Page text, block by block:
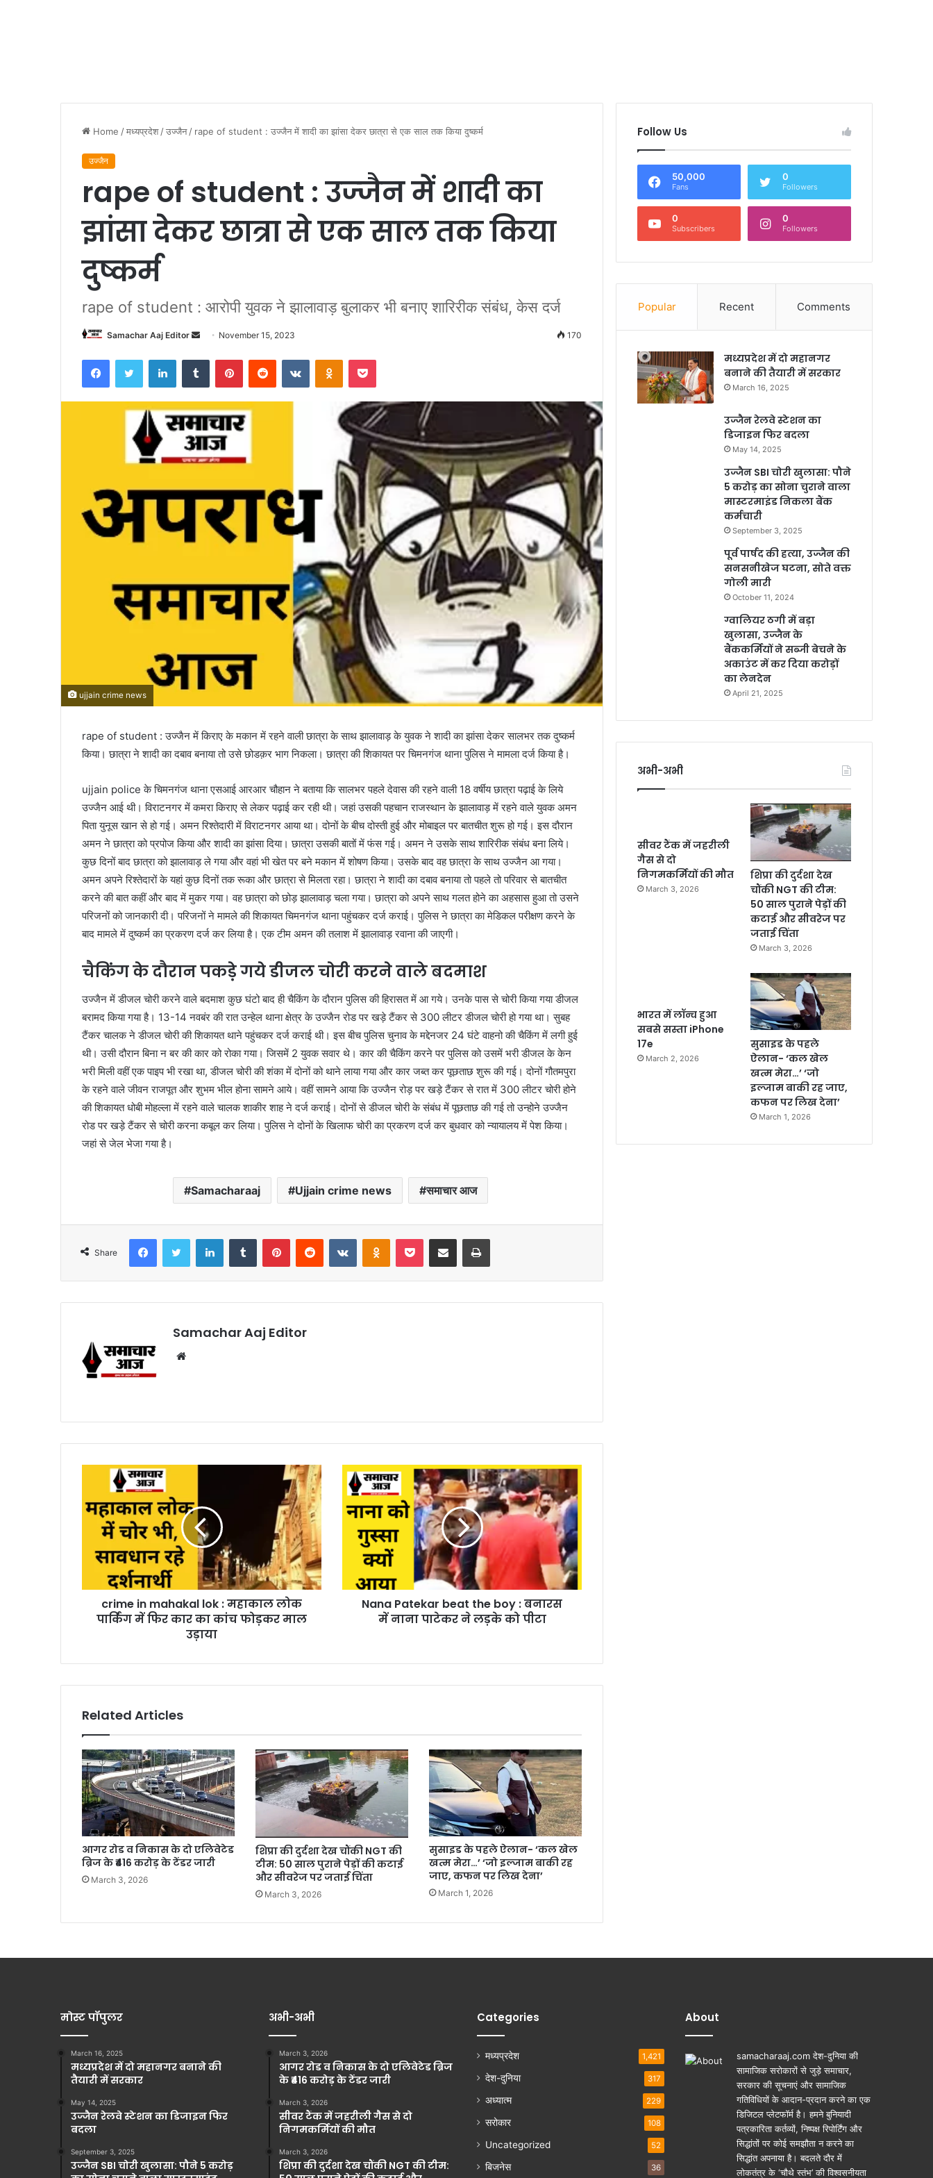
Home /मध्यप्रदेश /उज्जैन / rape of student : उज्‍जैन में शादी का झांसा देकर छात्रा से एक साल तक किया दुष्कर्म
उज्जैन
rape of student : उज्‍जैन में शादी का
झांसा देकर छात्रा से एक साल तक किया
दुष्कर्म
rape of student : आरोपी युवक ने झालावाड़ बुलाकर भी बनाए शारिरीक संबंध, केस दर्ज
Samachar Aaj Editor
Send November 15, 2023 170
FacebookTwitter LinkedInTumblr PinterestReddit VKontakteOdnoklassniki
Pocket
ujjain crime news
rape of student : उज्जैन में किराए के मकान में रहने वाली छात्रा के साथ झालावाड़ के युवक ने शादी का झांसा देकर सालभर तक दुष्कर्म
किया। छात्रा ने शादी का दबाव बनाया तो उसे छोडक़र भाग निकला। छात्रा की शिकायत पर चिमनगंज थाना पुलिस ने मामला दर्ज किया है।
ujjain police के चिमनगंज थाना एसआई आरआर चौहान ने बताया कि सालभर पहले देवास की रहने वाली 18 वर्षीय छात्रा पढ़ाई के लिये
उज्जैन आई थी। विराटनगर में कमरा किराए से लेकर पढ़ाई कर रही थी। जहां उसकी पहचान राजस्थान के झालावाड़ में रहने वाले युवक अमन
पिता युनूस खान से हो गई। अमन रिश्तेदारी में विराटनगर आया था। दोनों के बीच दोस्ती हुई और मोबाइल पर बातचीत शुरू हो गई। इस दौरान
अमन ने छात्रा को प्रपोज किया और शादी का झांसा दिया। छात्रा उसकी बातों में फंस गई। अमन ने उसके साथ शारिरीक संबंध बना लिये।
कुछ दिनों बाद छात्रा को झालावाड़ ले गया और वहां भी खेत पर बने मकान में शोषण किया। उसके बाद वह छात्रा के साथ उज्जैन आ गया।
अमन अपने रिश्तेदारों के यहां कुछ दिनों तक रूका और छात्रा से मिलता रहा। छात्रा ने शादी का दबाव बनाया तो पहले तो परिवार से बातचीत
करने की बात कहीं और बाद में मुकर गया। वह छात्रा को छोड़ झालावाड़ चला गया। छात्रा को अपने साथ गलत होने का अहसास हुआ तो उसने
परिजनों को जानकारी दी। परिजनों ने मामले की शिकायत चिमनगंज थाना पहुंचकर दर्ज कराई। पुलिस ने छात्रा का मेडिकल परीक्षण करने के
बाद मामले में दुष्कर्म का प्रकरण दर्ज कर लिया है। एक टीम अमन की तलाश में झालावाड़ रवाना की जाएगी।
चैकिंग के दौरान पकड़े गये डीजल चोरी करने वाले बदमाश
उज्जैन में डीजल चोरी करने वाले बदमाश कुछ घंटो बाद ही चैकिंग के दौरान पुलिस की हिरासत में आ गये। उनके पास से चोरी किया गया डीजल
बरामद किया गया है। 13-14 नवबंर की रात उन्हेल थाना क्षेत्र के उज्जैन रोड पर खड़े टैंकर से 300 लीटर डीजल चोरी हो गया था। सुबह
टैंकर चालक ने डीजल चोरी की शिकायत थाने पहुंचकर दर्ज कराई थी। इस बीच पुलिस चुनाव के मद्देनजर 24 घंटे वाहनो की चैकिंग में लगी हुई
थी। उसी दौरान बिना न बर की कार को रोका गया। जिसमें 2 युवक सवार थे। कार की चैकिंग करने पर पुलिस को उसमें भरी डीजल के केन
भरी मिली वहीं एक पाइप भी रखा था, डीजल चोरी की शंका में दोनों को थाने लाया गया और कार जब्त कर पूछताछ शुरू की गई। दोनों गौतमपुरा
के रहने वाले जीवन राजपूत और शुभम भील होना सामने आये। वहीं सामने आया कि उज्जैन रोड़ पर खड़े टैंकर से रात में 300 लीटर चोरी होने
की शिकायत धोबी मोहल्ला में रहने वाले चालक शाकीर शाह ने दर्ज कराई। दोनों से डीजल चोरी के संबंध में पूछताछ की गई तो उन्होने उज्जैन
रोड पर खड़े टैंकर से चोरी करना कबूल कर लिया। पुलिस ने दोनों के खिलाफ चोरी का प्रकरण दर्ज कर बुधवार को न्यायालय में पेश किया।
जहां से जेल भेजा गया है।
Samacharaaj Ujjain crime news समाचार आज
Share
FacebookTwitter LinkedInTumblr PinterestReddit VKontakteOdnoklassniki
Pocket Share via Email Print
Samachar Aaj Editor
crime in mahakal lok : महाकाल लोक
पार्किंग में फिर कार का कांच फोड़कर माल
उड़ाया
Nana Patekar beat the boy : बनारस
में नाना पाटेकर ने लड़के को पीटा
Related Articles
आगर रोड व निकास के दो एलिवेटेड
ब्रिज के ₹416 करोड़ के टेंडर जारी
March 3, 2026
शिप्रा की दुर्दशा देख चौंकी NGT की
टीम: 50 साल पुराने पेड़ों की कटाई
और सीवरेज पर जताई चिंता
March 3, 2026
सुसाइड के पहले ऐलान- ‘कल खेल
खत्म मेरा…’ ‘जो इल्जाम बाकी रह
जाए, कफन पर लिख देना’
March 1, 2026
Follow Us
50,000
Fans
0
Followers
0
Subscribers
0
Followers
Popular Recent Comments
मध्यप्रदेश में दो महानगर
बनाने की तैयारी में सरकार
March 16, 2025
उज्जैन रेलवे स्टेशन का
डिजाइन फिर बदला
May 14, 2025
उज्जैन SBI चोरी खुलासा: पौने
5 करोड़ का सोना चुराने वाला
मास्टरमाइंड निकला बैंक
कर्मचारी
September 3, 2025
पूर्व पार्षद की हत्या, उज्जैन की
सनसनीखेज घटना, सोते वक्त
गोली मारी
October 11, 2024
ग्वालियर ठगी में बड़ा
खुलासा, उज्जैन के
बैंककर्मियों ने सब्जी बेचने के
अकाउंट में कर दिया करोड़ों
का लेनदेन
April 21, 2025
अभी-अभी
सीवर टैंक में जहरीली
गैस से दो
निगमकर्मियों की मौत
March 3, 2026
शिप्रा की दुर्दशा देख
चौंकी NGT की टीम:
50 साल पुराने पेड़ों की
कटाई और सीवरेज पर
जताई चिंता
March 3, 2026
भारत में लॉन्च हुआ
सबसे सस्ता iPhone
17e
March 2, 2026
सुसाइड के पहले
ऐलान- ‘कल खेल
खत्म मेरा…’ ‘जो
इल्जाम बाकी रह जाए,
कफन पर लिख देना’
March 1, 2026
मोस्ट पॉपुलर
March 16, 2025
मध्यप्रदेश में दो महानगर बनाने की
तैयारी में सरकार
May 14, 2025
उज्जैन रेलवे स्टेशन का डिजाइन फिर
बदला
September 3, 2025
उज्जैन SBI चोरी खुलासा: पौने 5 करोड़
अभी-अभी
March 3, 2026
आगर रोड व निकास के दो एलिवेटेड ब्रिज
के ₹416 करोड़ के टेंडर जारी
March 3, 2026
सीवर टैंक में जहरीली गैस से दो
निगमकर्मियों की मौत
March 3, 2026
शिप्रा की दुर्दशा देख चौंकी NGT की टीम:
Categories
मध्यप्रदेश 1,421
देश-दुनिया 317
अध्यात्म 229
सरोकार 108
Uncategorized 52
बिजनेस 36
About
samacharaaj.com देश-दुनिया की
सामाजिक सरोकारों से जुड़े समाचार,
सरकार की सूचनाएं और सामाजिक
गतिविधियाें के आदान-प्रदान करने का एक
डिजिटल प्लेटफॉर्म है। हमने बुनियादी
पत्रकारिता कर्तव्यों, निष्पक्ष रिपोर्टिंग और
सिद्धांतों पर कोई समझौता न करने का
सिद्धांत अपनाया है। बदलते दौर में
लोकतंत्र के ‘चौथे स्तंभ’ की विश्वसनीयता